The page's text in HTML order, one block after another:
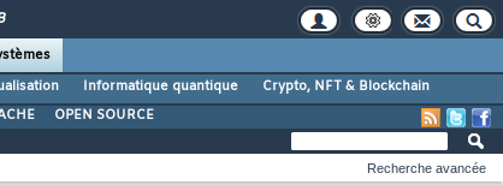
Informatique quantique
Crypto, NFT & Blockchain
OPEN SOURCE
Recherche avancée